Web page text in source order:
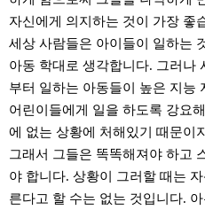
자신에게 의지하는 것이 가장 좋
세상 사람들은 아이들이 일하는
아동 학대로 생각합니다. 그러나
부터 일하는 아동들이 높은 지능
어린이들에게 일을 하도록 강요
에 없는 상황에 처해있기 때문이
그래서 그들은 똑똑해져야 하고
야 합니다. 상황이 그러할 때는
른다고 할 수는 없는 것입니다.